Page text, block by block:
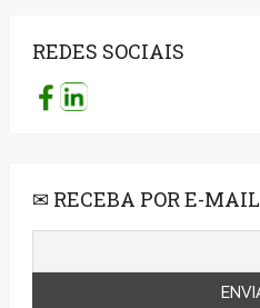
REDES SOCIAIS
✉ RECEBA POR E-MAIL